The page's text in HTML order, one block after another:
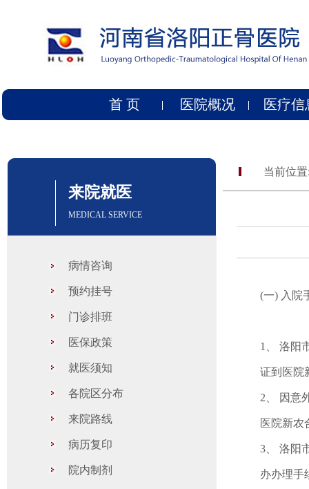
首 页 医院概况 医疗信
来院就医
MEDICAL SERVICE
病情咨询
预约挂号
门诊排班
医保政策
就医须知
各院区分布
来院路线
病历复印
院内制剂
当前位置
(一) 入院
1、 洛阳
证到医院
2、 因意
医院新农
3、 洛阳
办办理手